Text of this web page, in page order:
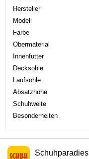
Hersteller
Modell
Farbe
Obermaterial
Innenfutter
Decksohle
Laufsohle
Absatzhöhe
Schuhweite
Besonderheiten
Schuhparadies